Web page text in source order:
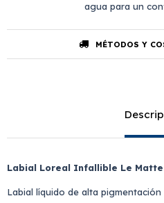
agua para un
MÉTODOS Y
Labial Loreal Infallible Le Matte
Labial líquido de alta